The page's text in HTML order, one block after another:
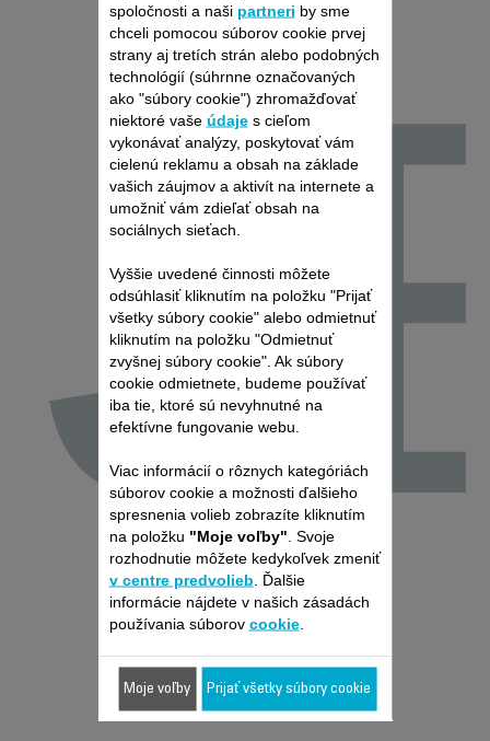
spoločnosti a naši partneri by sme
chceli pomocou súborov cookie prvej
strany aj tretích strán alebo podobných
technológií (súhrnne označovaných
ako "súbory cookie") zhromažďovať
niektoré vaše údajes cieľom
vykonávať analýzy, poskytovať vám
cielenú reklamu a obsah na základe
vašich záujmov a aktivít na internete a
umožniť vám zdieľať obsah na
sociálnych sieťach.
Vyššie uvedené činnosti môžete
odsúhlasiť kliknutím na položku "Prijať
všetky súbory cookie" alebo odmietnuť
kliknutím na položku "Odmietnuť
zvyšnej súbory cookie". Ak súbory
cookie odmietnete, budeme používať
iba tie, ktoré sú nevyhnutné na
efektívne fungovanie webu.
Viac informácií o rôznych kategóriách
súborov cookie a možnosti ďalšieho
spresnenia volieb zobrazíte kliknutím
na položku "Moje voľby" . Svoje
rozhodnutie môžete kedykoľvek zmeniť
v centre predvolieb . Ďalšie
informácie nájdete v našich zásadách
používania súborov cookie.
Moje voľby Prijať všetky súbory cookie